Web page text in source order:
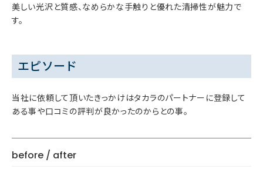
美しい光沢と質感、なめらかな手触りと優れた清掃性が魅力で
す。
エピソード
当社に依頼して頂いたきっかけはタカラのパートナーに登録して
ある事や口コミの評判が良かったのからとの事。
before / after